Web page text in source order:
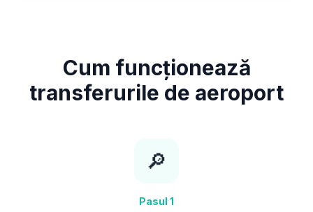
Cum funcționează
transferurile de aeroport
🔎
Pasul 1